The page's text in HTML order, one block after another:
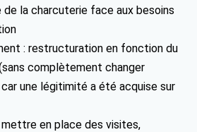
de la charcuterie face aux besoins
: restructuration en fonction du
complètement changer
une légitimité a été acquise sur
en place des visites,